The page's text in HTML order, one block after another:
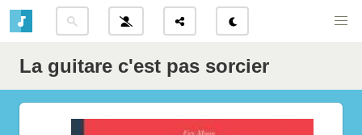
La guitare c'est pas sorcier